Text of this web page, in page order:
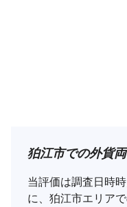
狛江市での外貨
当評価は調査日時
に、狛江市エリア